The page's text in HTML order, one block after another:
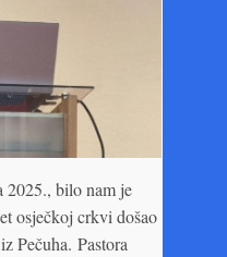
2025., bilo nam je
osječkoj crkvi došao
Pečuha. Pastora